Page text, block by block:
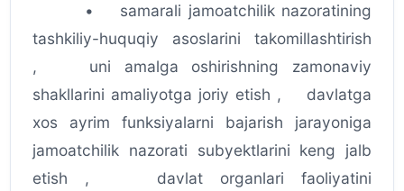
• samarali jamoatchilik nazoratining
tashkiliy-huquqiy asoslarini takomillashtirish
, uni amalga oshirishning zamonaviy
shakllarini amaliyotga joriy etish , davlatga
xos ayrim funksiyalarni bajarish jarayoniga
jamoatchilik nazorati subyektlarini keng jalb
etish , davlat organlari faoliyatini